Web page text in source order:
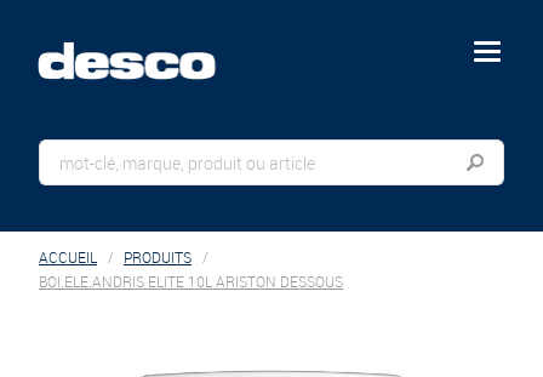
menu
ACCUEIL
PRODUITS
BOI.ELE.ANDRIS ELITE 10L ARISTON DESSOUS